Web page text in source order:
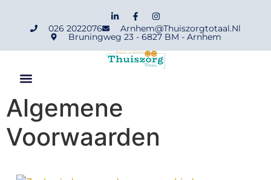
026 2022076 Arnhem@thuiszorgtotaal.nl
Bruningweg 23 - 6827 BM - Arnhem
Algemene
Voorwaarden